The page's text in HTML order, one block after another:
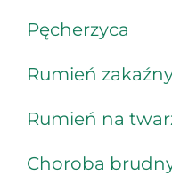
Pęcherzyca
Rumień
Rumień na
Choroba